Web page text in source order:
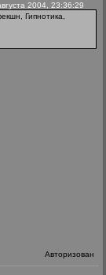
2004, 23:36:29
Гипнотика,
Авторизован